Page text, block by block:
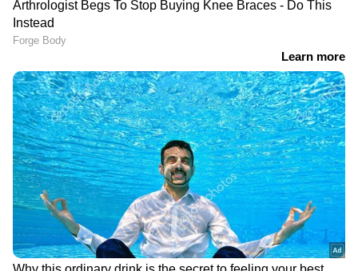
DOWNLOAD APP
Kerala
Newsഅറിയാൻ എപ്പോഴും ഏഷ്യാനെറ്റ്
ന്യൂസ് വാർത്തകൾ.Malayalam News
തത്സമയ അപ്‌ഡേറ്റുകളും ആഴത്തിലുള്ള
വിശകലനവും സമഗ്രമായ റിപ്പോർട്ടിംഗും —
എല്ലാം ഒരൊറ്റ സ്ഥലത്ത്. ഏത് സമയത്തും,
എവിടെയും വിശ്വസനീയമായ വാർത്തകൾ
ലഭിക്കാൻ Asianet News Malayalam